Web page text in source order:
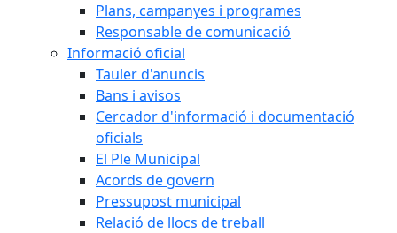
Plans, campanyes i programes
Responsable de comunicació
Informació oficial
Tauler d'anuncis
Bans i avisos
Cercador d'informació i documentació
oficials
El Ple Municipal
Acords de govern
Pressupost municipal
Relació de llocs de treball